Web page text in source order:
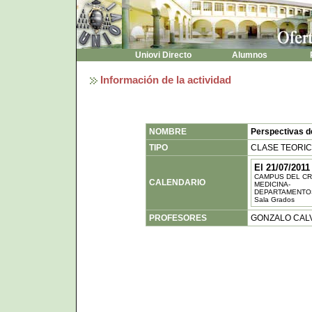
Uniovi Directo Alumnos
Información de la actividad
NOMBRE
Perspectivas
TIPO
CLASE
CALENDARIO
El 21/07/2011
CAMPUS DEL
MEDICINA-
Sala Grados
PROFESORES GONZALO